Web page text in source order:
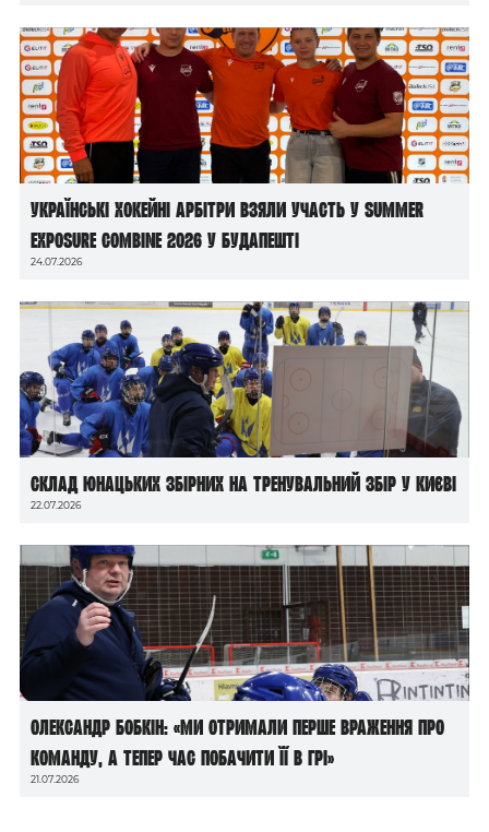
Українські хокейні арбітри взяли участь у Summer
Exposure Combine 2026 у Будапешті
24.07.2026
Склад юнацьких збірних на тренувальний збір у Києві
22.07.2026
Олександр Бобкін: «Ми отримали перше враження про
команду, а тепер час побачити її в грі»
21.07.2026